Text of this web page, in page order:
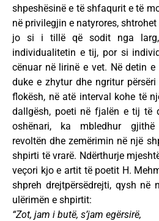
shpeshësinë e të shfaqurit e të
në privilegjin e natyrores,
jo si i tillë që sodit nga larg,
individualitetin e tij, por si
cënuar në lirinë e vet. Në detin
duke e zhytur dhe ngritur
flokësh, në atë interval kohe të
dallgësh, poeti në fjalën e tij të
oshënari, ka mbledhur gjithë
revoltën dhe zemërimin në një
shpirti të vrarë. Ndërthurje
veçori kjo e artit të poetit H.
shpreh drejtpërsëdrejti, qysh në
ulërimën e shpirtit:
“Zot, jam i butë, s’jam egërsirë,